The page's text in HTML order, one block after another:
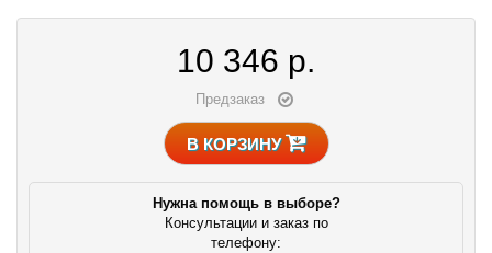
10 346 р.
Предзаказ
В КОРЗИНУ
Нужна помощь в выборе?
Консультации и заказ по
телефону: